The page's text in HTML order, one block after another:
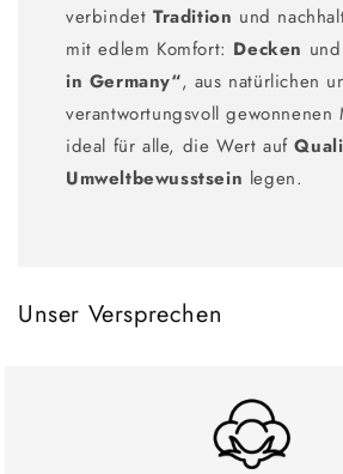
verbindet Tradition und
mit edlem Komfort: Decken und
in Germany“, aus natürlichen
verantwortungsvoll
ideal für alle, die Wert auf
Umweltbewusstsein legen.
Unser Versprechen